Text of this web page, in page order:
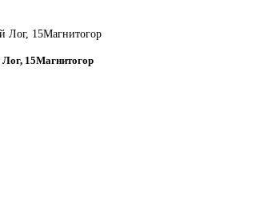
Лог, 15Магнитогор
Лог, 15Магнитогор